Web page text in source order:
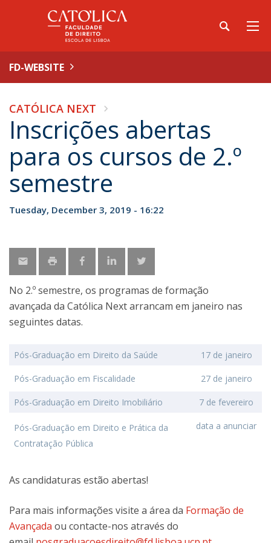
FD-WEBSITE
CATÓLICA NEXT
Inscrições abertas
para os cursos de 2.º
semestre
Tuesday, December 3, 2019 - 16:22
No 2.º semestre, os programas de formação
avançada da Católica Next arrancam em janeiro nas
seguintes datas.
Pós-Graduação em Direito da Saúde 17 de janeiro
Pós-Graduação em Fiscalidade 27 de janeiro
Pós-Graduação em Direito Imobiliário 7 de fevereiro
Pós-Graduação em Direito e Prática da
Contratação Pública
data a anunciar
As candidaturas estão abertas!
Para mais informações visite a área da Formação de
Avançada ou contacte-nos através do